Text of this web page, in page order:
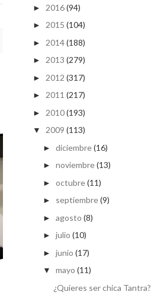
► 2016(94)
► 2015 (104)
► 2014(188)
► 2013 (279)
► 2012 (317)
► 2011 (217)
► 2010(193)
▼ 2009 (113)
► diciembre(16)
► noviembre(13)
► octubre(11)
► septiembre(9)
► agosto (8)
► julio (10)
► junio (17)
▼ mayo (11)
¿Quieres ser chica Tantra?